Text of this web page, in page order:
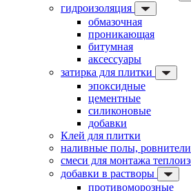
гидроизоляция
обмазочная
проникающая
битумная
аксессуары
затирка для плитки
эпоксидные
цементные
силиконовые
добавки
Клей для плитки
наливные полы, ровнители
смеси для монтажа
добавки в растворы
противоморозные